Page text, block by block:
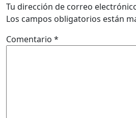
Tu dirección de correo
Los campos obligatorios están
Comentario *